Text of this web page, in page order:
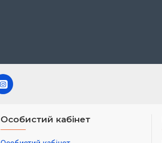
Особистий кабінет